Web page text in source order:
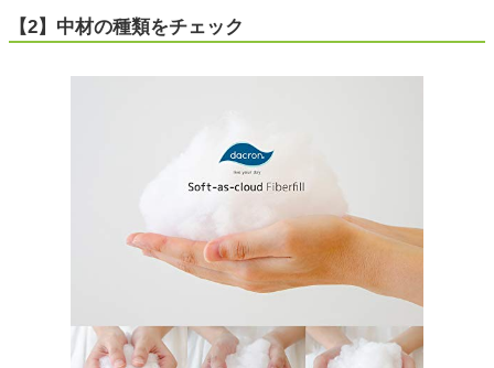
【2】中材の種類をチェック